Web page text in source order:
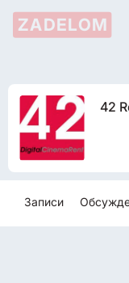
ZADELOM
42
Записи